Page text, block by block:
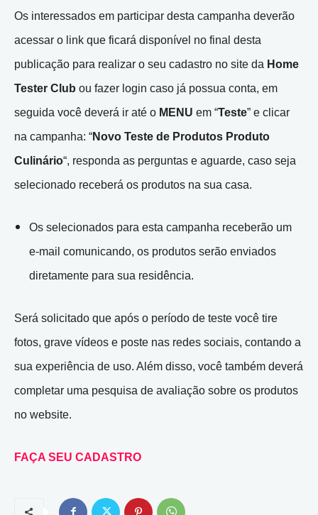
Os interessados em participar desta campanha deverão
acessar o link que ficará disponível no final desta
publicação para realizar o seu cadastro no site da Home
Tester Club ou fazer login caso já possua conta, em
seguida você deverá ir até o MENU em “Teste” e clicar
na campanha: “Novo Teste de Produtos Produto
Culinário“, responda as perguntas e aguarde, caso seja
selecionado receberá os produtos na sua casa.
Os selecionados para esta campanha receberão um
e-mail comunicando, os produtos serão enviados
diretamente para sua residência.
Será solicitado que após o período de teste você tire
fotos, grave vídeos e poste nas redes sociais, contando a
sua experiência de uso. Além disso, você também deverá
completar uma pesquisa de avaliação sobre os produtos
no website.
FAÇA SEU CADASTRO